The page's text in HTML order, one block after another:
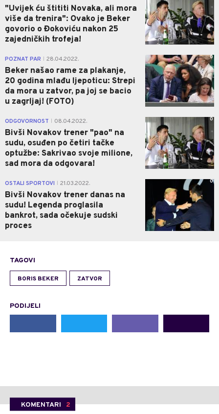
"Uvijek ću štititi Novaka, ali mora
više da trenira": Ovako je Beker
govorio o Đokoviću nakon 25
zajedničkih trofeja!
POZNAT PAR 28.04.2022.
Beker našao rame za plakanje,
20 godina mlađu ljepoticu: Strepi
da mora u zatvor, pa joj se bacio
u zagrljaj! (FOTO)
0
ODGOVORNOST 08.04.2022.
Bivši Novakov trener "pao" na
sudu, osuđen po četiri tačke
optužbe: Sakrivao svoje milione,
sad mora da odgovara!
0
OSTALI SPORTOVI 21.03.2022.
Bivši Novakov trener danas na
sudu! Legenda proglasila
bankrot, sada očekuje sudski
proces
0
TAGOVI
BORIS BEKER ZATVOR
PODIJELI
KOMENTARI 2